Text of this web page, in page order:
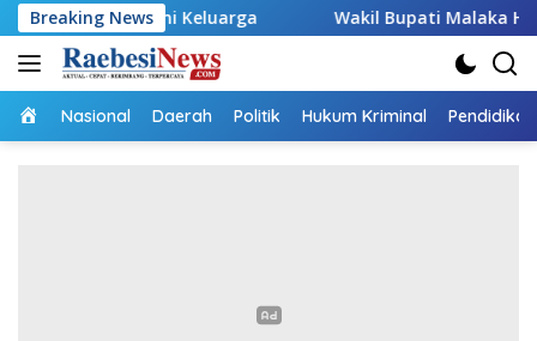
Langsung
ke
konten
Breaking News
Keluarga Wakil Bupati Malaka HMS Tinjau
Home
Nasional Daerah Politik Hukum Kriminal Pendidikan